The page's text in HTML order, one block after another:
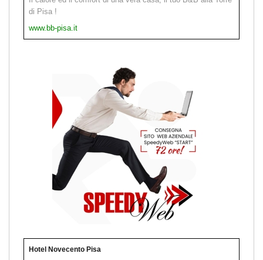
di Pisa !
www.bb-pisa.it
Hotel Novecento Pisa